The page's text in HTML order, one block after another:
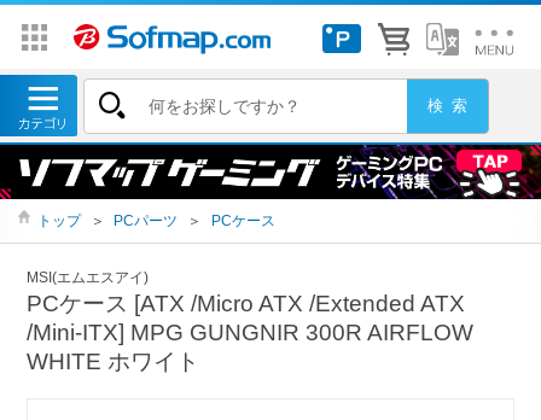
トップ ＞ PCパーツ ＞ PCケース
MSI(エムエスアイ)
PCケース [ATX /Micro ATX /Extended ATX
/Mini-ITX] MPG GUNGNIR 300R AIRFLOW
WHITE ホワイト